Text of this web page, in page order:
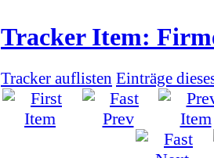
Tracker Item:
Tracker auflisten Einträge